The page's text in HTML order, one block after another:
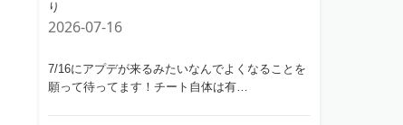
り
2026-07-16
7/16にアプデが来るみたいなんでよくなることを
願って待ってます！チート自体は有…